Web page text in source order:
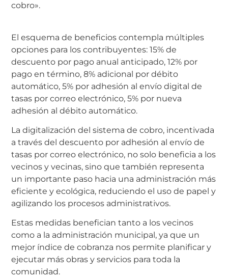
cobro».
El esquema de beneficios contempla múltiples
opciones para los contribuyentes: 15% de
descuento por pago anual anticipado, 12% por
pago en término, 8% adicional por débito
automático, 5% por adhesión al envío digital de
tasas por correo electrónico, 5% por nueva
adhesión al débito automático.
La digitalización del sistema de cobro, incentivada
a través del descuento por adhesión al envío de
tasas por correo electrónico, no solo beneficia a los
vecinos y vecinas, sino que también representa
un importante paso hacia una administración más
eficiente y ecológica, reduciendo el uso de papel y
agilizando los procesos administrativos.
Estas medidas benefician tanto a los vecinos
como a la administración municipal, ya que un
mejor índice de cobranza nos permite planificar y
ejecutar más obras y servicios para toda la
comunidad.